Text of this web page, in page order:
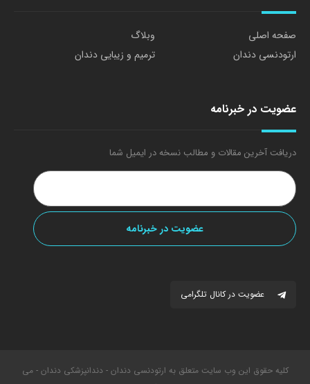
صفحه اصلی
وبلاگ
ارتودنسی دندان
ترمیم و زیبایی دندان
عضویت در خبرنامه
دریافت آخرین مقالات و مطالب نسخه در ایمیل شما
عضویت در کانال تلگرامی
کلیه حقوق این وب سایت متعلق به ارتودنسی دندان - دندانپزشکی دندان - می